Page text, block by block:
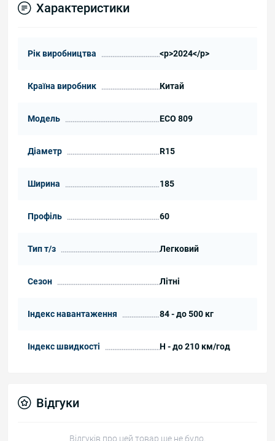
Характеристики
Рік виробництва <p>2024</p>
Країна виробник Китай
Модель ECO 809
Діаметр R15
Ширина 185
Профіль 60
Тип т/з Легковий
Сезон Літні
Індекс навантаження 84 - до 500 кг
Індекс швидкості H - до 210 км/год
Відгуки
Відгуків про цей товар ще не було.